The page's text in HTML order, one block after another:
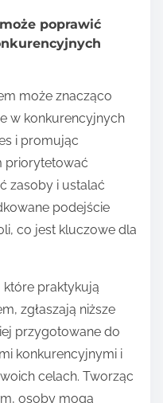
poprawić
może znacząco
w konkurencyjnych
i promując
priorytetować
zasoby i ustalać
podejście
co jest kluczowe dla
które praktykują
zgłaszają niższe
przygotowane do
konkurencyjnymi i
celach. Tworząc
osoby mogą